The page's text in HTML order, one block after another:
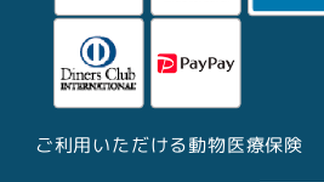
ご利用いただける動物医療保険